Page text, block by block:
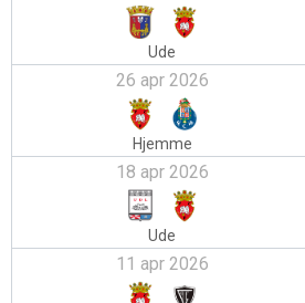
Ude
26 apr 2026
Hjemme
18 apr 2026
Ude
11 apr 2026